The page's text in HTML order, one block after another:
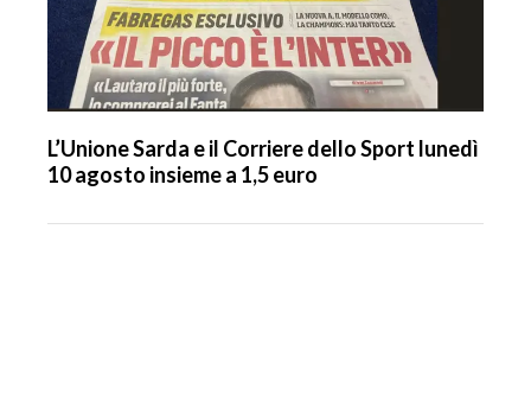
L’Unione Sarda e il Corriere dello Sport lunedì
10 agosto insieme a 1,5 euro